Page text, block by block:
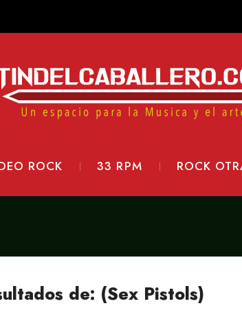
ROCK 33 RPM ROCK
de: (Sex Pistols)